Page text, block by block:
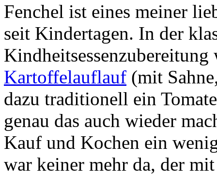
Fenchel ist eines meiner
seit Kindertagen. In der
Kartoffelauflauf (mit
dazu traditionell ein
genau das auch wieder
Kauf und Kochen ein
war keiner mehr da, der